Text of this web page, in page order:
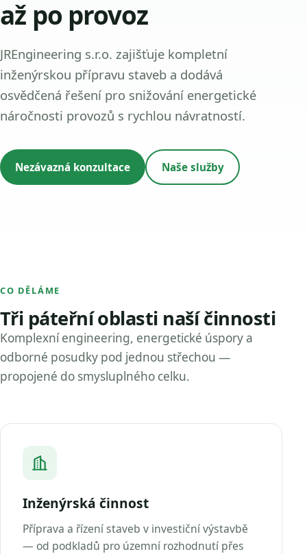
až po provoz
JREngineering s.r.o. zajišťuje kompletní
inženýrskou přípravu staveb a dodává
osvědčená řešení pro snižování energetické
náročnosti provozů s rychlou návratností.
Nezávazná konzultace Naše služby
CO DĚLÁME
Tři páteřní oblasti naší činnosti
Komplexní engineering, energetické úspory a
odborné posudky pod jednou střechou —
propojené do smysluplného celku.
Inženýrská činnost
Příprava a řízení staveb v investiční výstavbě
— od podkladů pro územní rozhodnutí přes